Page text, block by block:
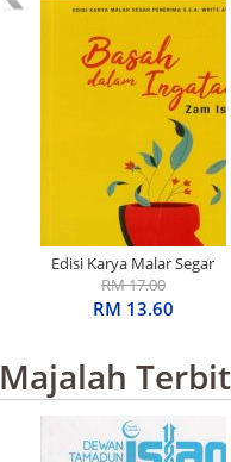
Ruang Buncah
Edisi Karya Malar Segar
Penerima S.E.A. Write
Award: Basah Dalam
RM 17.00
RM 13.60
Majalah